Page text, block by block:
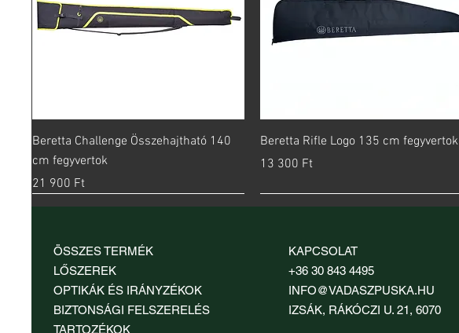
Gyorsnézet
Beretta Challenge Összehajtható 140
cm fegyvertok
Ár
21 900 Ft
Gyorsnézet
Beretta Rifle Logo 135 cm fegyvertok
Ár
13 300 Ft
ÖSSZES TERMÉK
LŐSZEREK
OPTIKÁK ÉS IRÁNYZÉKOK
BIZTONSÁGI FELSZERELÉS
TARTOZÉKOK
KAPCSOLAT
+36 30 843 4495
INFO@VADASZPUSKA.HU
IZSÁK, RÁKÓCZI U. 21, 6070